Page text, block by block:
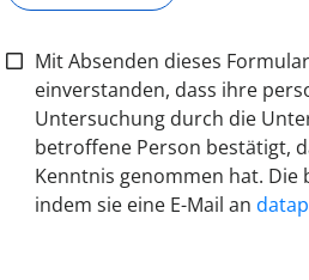
Mit Absenden dieses
einverstanden, dass ihre
Untersuchung durch die
betroffene Person bestätigt,
Kenntnis genommen hat.
indem sie eine E-Mail an